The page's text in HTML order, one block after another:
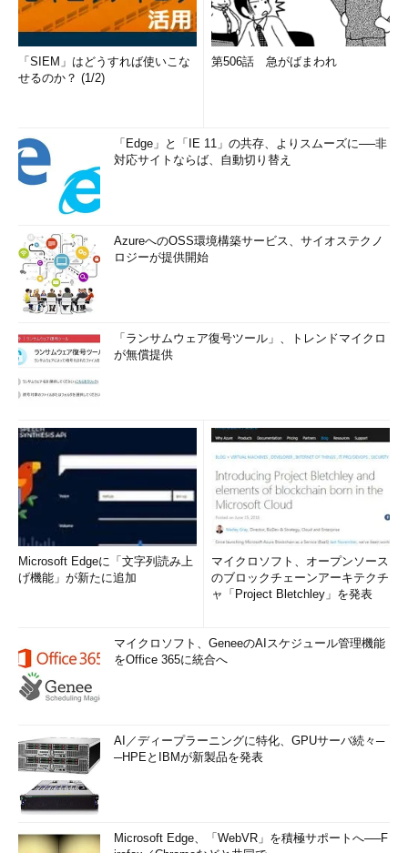
「SIEM」はどうすれば使いこな
せるのか？ (1/2)
第506話 急がばまわれ
「Edge」と「IE 11」の共存、よりスムーズに──非
対応サイトならば、自動切り替え
AzureへのOSS環境構築サービス、サイオステクノ
ロジーが提供開始
「ランサムウェア復号ツール」、トレンドマイクロ
が無償提供
Microsoft Edgeに「文字列読み上
げ機能」が新たに追加
マイクロソフト、オープンソース
のブロックチェーンアーキテクチ
ャ「Project Bletchley」を発表
マイクロソフト、GeneeのAIスケジュール管理機能
をOffice 365に統合へ
AI／ディープラーニングに特化、GPUサーバ続々─
─HPEとIBMが新製品を発表
Microsoft Edge、「WebVR」を積極サポートへ──F